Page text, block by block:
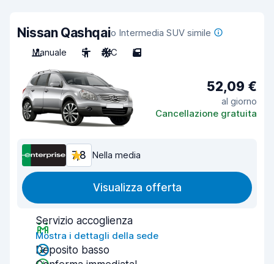
Nissan Qashqaio Intermedia SUV simile
Manuale
5 A/C 5
52,09 €
al giorno
Cancellazione gratuita
7,8 Nella media
Visualizza offerta
Servizio accoglienza
Mostra i dettagli della sede
Deposito basso